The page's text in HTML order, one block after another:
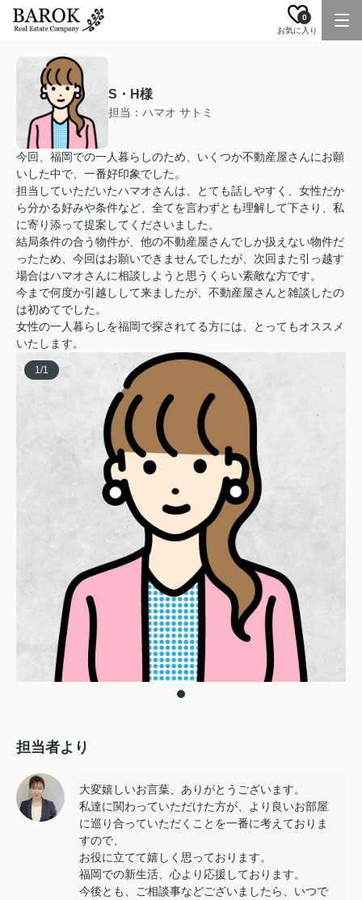
お気に入り
0
S・H様
担当：ハマオ サトミ
今回、福岡での一人暮らしのため、いくつか不動産屋さんにお願
いした中で、一番好印象でした。
担当していただいたハマオさんは、とても話しやすく、女性だか
ら分かる好みや条件など、全てを言わずとも理解して下さり、私
に寄り添って提案してくださいました。
結局条件の合う物件が、他の不動産屋さんでしか扱えない物件だ
ったため、今回はお願いできませんでしたが、次回また引っ越す
場合はハマオさんに相談しようと思うくらい素敵な方です。
今まで何度か引越しして来ましたが、不動産屋さんと雑談したの
は初めてでした。
女性の一人暮らしを福岡で探されてる方には、とってもオススメ
いたします。
1/1
担当者より
大変嬉しいお言葉、ありがとうございます。
私達に関わっていただけた方が、より良いお部屋
に巡り合っていただくことを一番に考えておりま
すので、
お役に立てて嬉しく思っております。
福岡での新生活、心より応援しております。
今後とも、ご相談事などございましたら、いつで